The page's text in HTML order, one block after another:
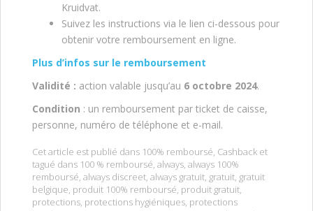
Kruidvat.
Suivez les instructions via le lien ci-dessous pour
obtenir votre remboursement en ligne.
Plus d’infos sur le remboursement
Validité : action valable jusqu’au 6 octobre 2024.
Condition : un remboursement par ticket de caisse,
personne, numéro de téléphone et e-mail.
Cet article est publié dans 100% remboursé, Cashback et
tagué dans 100 % remboursé, always, always 100%
remboursé, always discreet, always gratuit, gratuit, gratuit
belgique, produit 100% remboursé, produit gratuit,
protections, protections hygiéniques, protections